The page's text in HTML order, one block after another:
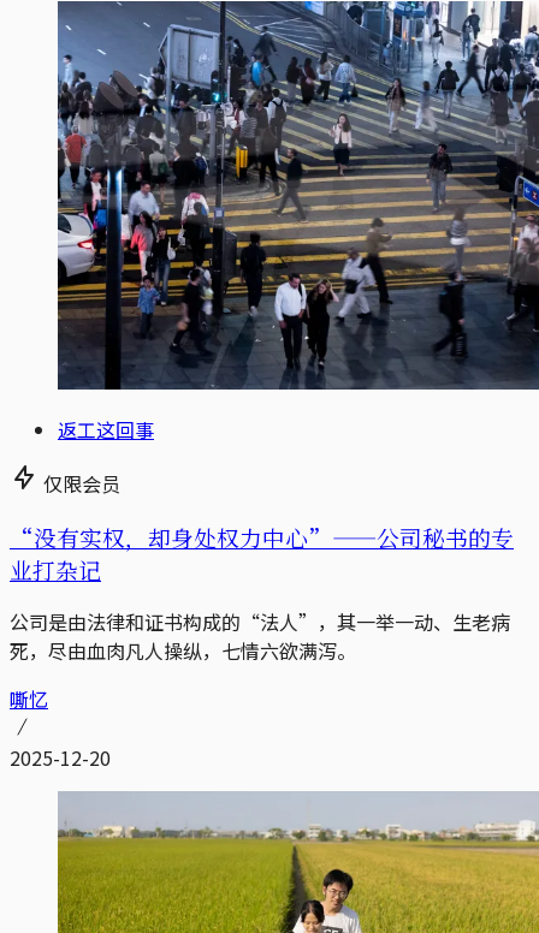
返工这回事
仅限会员
“没有实权，却身处权力中心”——公司秘书的专
业打杂记
公司是由法律和证书构成的“法人”，其一举一动、生老病
死，尽由血肉凡人操纵，七情六欲满泻。
嘶忆
2025-12-20